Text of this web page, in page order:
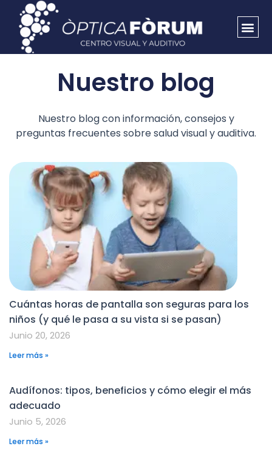
Nuestro blog
Nuestro blogconinformación,consejos y
preguntas frecuentes sobresaludvisualyauditiva.
Cuántas horas de pantalla son seguras para los
niños (y qué le pasa a su vista si se pasan)
Junio 20, 2026
Leer más »
Audífonos: tipos, beneficios y cómo elegir el más
adecuado
Junio 5, 2026
Leer más »